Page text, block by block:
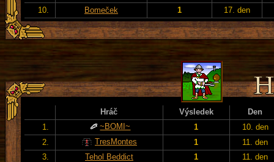
10.
Bomeček 1 17. den
Hráč Výsledek
Den
1.
~BOMI~ 1
10. den
2.
TresMontes 1
11. den
3.
Tehol Beddict 1
11. den